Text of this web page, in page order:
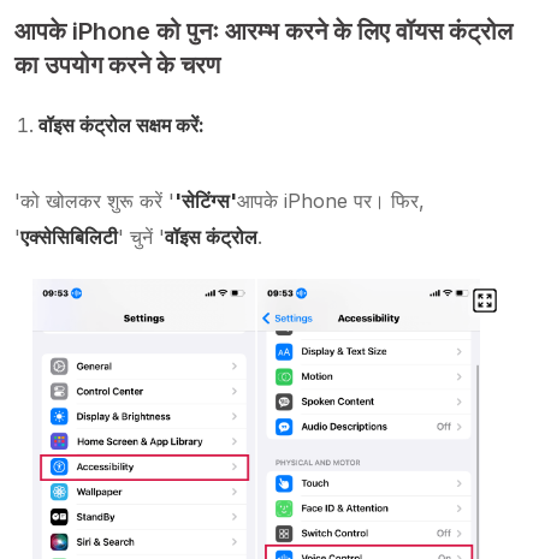
आपके iPhone को पुनः आरम्भ करने के लिए वॉयस कंट्रोल
का उपयोग करने के चरण
वॉइस कंट्रोल सक्षम करें:
'को खोलकर शुरू करें ' 'सेटिंग्स'आपके iPhone पर। फिर,
'एक्सेसिबिलिटी' चुनें 'वॉइस कंट्रोल.